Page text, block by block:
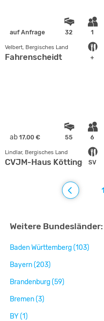
auf Anfrage 32 1
+
Velbert, Bergisches Land
Fahrenscheidt
ab 17.00 € 55 6
SV
Lindlar, Bergisches Land
CVJM-Haus Köttingen
1
Weitere Bundesländer:
Baden Württemberg (103)
Bayern (203)
Brandenburg (59)
Bremen (3)
BY (1)